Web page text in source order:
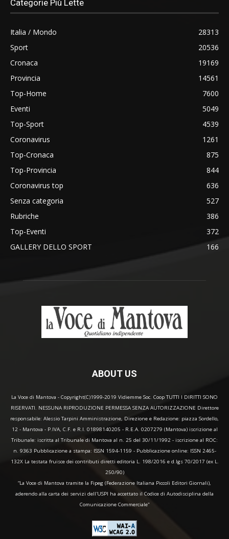
Categorie Più Lette
Italia / Mondo
28313
Sport
20536
Cronaca
19169
Provincia
14561
Top-Home
7600
Eventi
5049
Top-Sport
4539
Coronavirus
1261
Top-Cronaca
875
Top-Provincia
844
Coronavirus top
636
Senza categoria
527
Rubriche
386
Top-Eventi
372
GALLERY DELLO SPORT
166
ABOUT US
La Voce di Mantova - Copyright(C)1999-2019 Vidiemme Soc. Coop TUTTI I DIRITTI SONO
RISERVATI. NESSUNA RIPRODUZIONE PERMESSA SENZA AUTORIZZAZIONE Direttore
responsabile: Alessio Tarpini Amministrazione, Direzione e Redazione: piazza Sordello,
12 - Mantova - P.IVA, C.F. e R.I. 01898140205 - R.E.A. 0207279 (Mantova) iscrizione al
Tribunale: iscritta al Tribunale di Mantova al n. 25 del 30/11/1992 - iscrizione al ROC:
n. 9363 Pubblicazione a stampa: ISSN 1594-1159 - Pubblicazione online: ISSN 2465-
132X La testata fruisce dei contributi diretti editoria L. 198/2016 e d.lgs 70/2017 (ex L.
250/90)
“La Voce di Mantova tramite la Fipeg (Federazione Italiana Piccoli Editori Giornali),
aderendo alla carta dei servizi dell'USPI ha accettato il Codice di Autodisciplina della
Comunicazione Commerciale"